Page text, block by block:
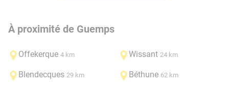
À proximité de Guemps
Offekerque 4 km Wissant 24 km
Blendecques 29 km Béthune 62 km